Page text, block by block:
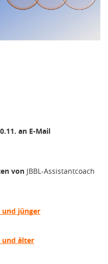
an E-Mail
von JBBL-Assistantcoach
und jünger
und älter